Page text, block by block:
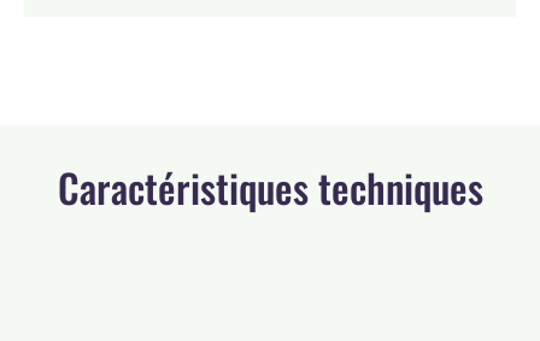
Caractéristiques techniques